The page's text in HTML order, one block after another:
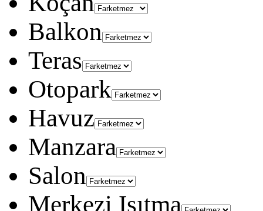
Balkon
Teras
Otopark
Havuz
Manzara
Salon
Merkezi Isıtma